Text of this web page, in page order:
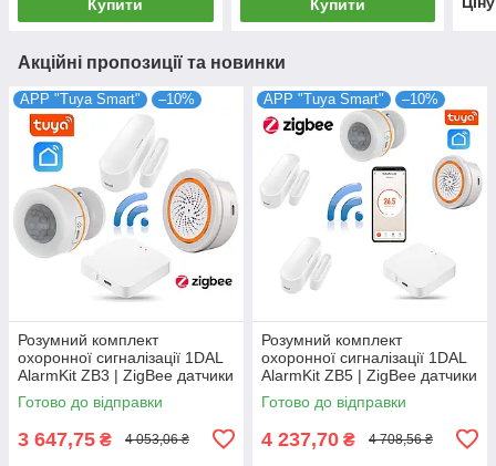
Купити Купити
Акційні пропозиції та новинки
APP "Tuya Smart" –10%
Розумний комплект
охоронної сигналізації 1DAL
AlarmKit ZB3 | ZigBee датчики
захисту від проникнення в
будинок | APP Tuya
Готово до відправки
3 647,75 ₴ 4 053,06 ₴
APP "Tuya Smart" –10%
Розумний комплект
охоронної сигналізації 1DAL
AlarmKit ZB5 | ZigBee датчики
захисту від проникнення в
дім | Tuya
Готово до відправки
4 237,70 ₴ 4 708,56 ₴